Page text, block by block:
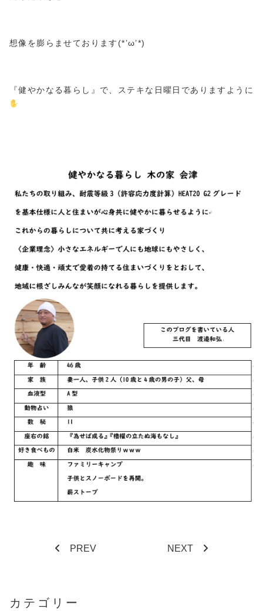
想像を膨らませております(*’ω’*)
『健やかなる暮らし』で、ステキな日曜日でありますように
PREV NEXT
カテゴリー